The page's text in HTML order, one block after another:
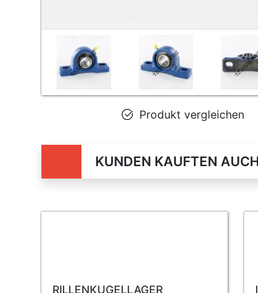
Produkt vergleichen
KUNDEN KAUFTEN AUCH
RILLENKUGELLAGER